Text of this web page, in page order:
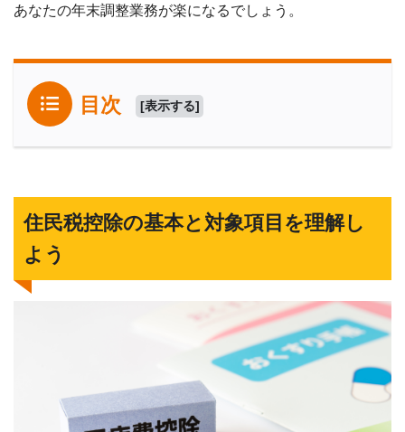
あなたの年末調整業務が楽になるでしょう。
目次 [表示する]
住民税控除の基本と対象項目を理解し
よう